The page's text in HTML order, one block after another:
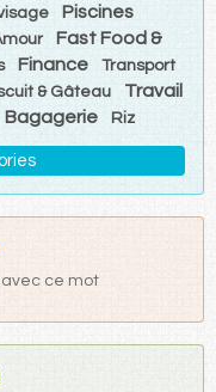
Piscines
Fast Food &
Finance Transport
& Gâteau
Travail
Bagagerie Riz
ce mot